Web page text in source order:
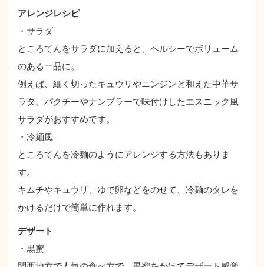
アレンジレシピ
・サラダ
ところてんをサラダに加えると、ヘルシーでボリューム
のある一品に。
例えば、細く切ったキュウリやニンジンと和えた中華サ
ラダ、パクチーやナンプラーで味付けしたエスニック風
サラダがおすすめです。
・冷麺風
ところてんを冷麺のようにアレンジする方法もありま
す。
キムチやキュウリ、ゆで卵などをのせて、冷麺のタレを
かけるだけで簡単に作れます。
デザート
・黒蜜